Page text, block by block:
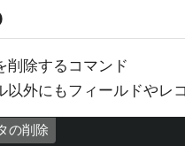
削除するコマンド
以外にもフィールドやレ
の削除